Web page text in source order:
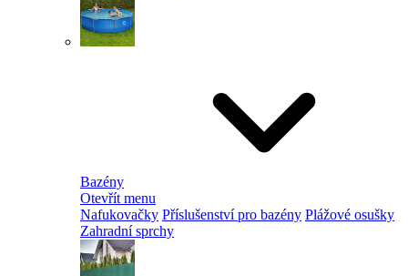
Bazény
Otevřít menu
Nafukovačky Příslušenství pro bazény Plážové osušky
Zahradní sprchy